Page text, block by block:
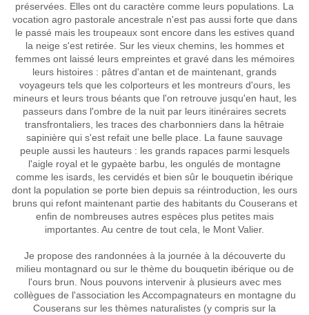
préservées. Elles ont du caractère comme leurs populations. La
vocation agro pastorale ancestrale n'est pas aussi forte que dans
le passé mais les troupeaux sont encore dans les estives quand
la neige s'est retirée. Sur les vieux chemins, les hommes et
femmes ont laissé leurs empreintes et gravé dans les mémoires
leurs histoires : pâtres d'antan et de maintenant, grands
voyageurs tels que les colporteurs et les montreurs d'ours, les
mineurs et leurs trous béants que l'on retrouve jusqu'en haut, les
passeurs dans l'ombre de la nuit par leurs itinéraires secrets
transfrontaliers, les traces des charbonniers dans la hêtraie
sapinière qui s'est refait une belle place. La faune sauvage
peuple aussi les hauteurs : les grands rapaces parmi lesquels
l'aigle royal et le gypaète barbu, les ongulés de montagne
comme les isards, les cervidés et bien sûr le bouquetin ibérique
dont la population se porte bien depuis sa réintroduction, les ours
bruns qui refont maintenant partie des habitants du Couserans et
enfin de nombreuses autres espèces plus petites mais
importantes. Au centre de tout cela, le Mont Valier.
Je propose des randonnées à la journée à la découverte du
milieu montagnard ou sur le thème du bouquetin ibérique ou de
l'ours brun. Nous pouvons intervenir à plusieurs avec mes
collègues de l'association les Accompagnateurs en montagne du
Couserans sur les thèmes naturalistes (y compris sur la